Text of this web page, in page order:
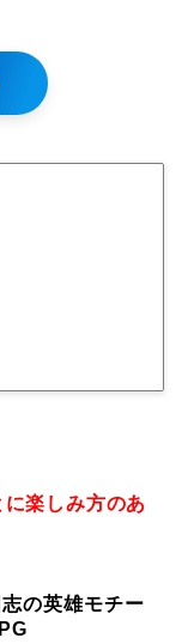
楽しみ方のあ
の英雄モチー